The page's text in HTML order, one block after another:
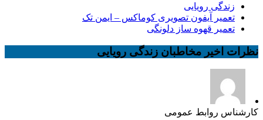
زندگی رویایی
تعمیر آیفون تصویری کوماکس – ایمن تک
تعمیر قهوه ساز دلونگی
نظرات اخیر مخاطبان زندگی رویایی
کارشناس روابط عمومی